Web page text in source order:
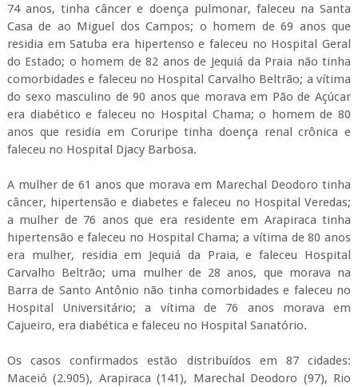
74 anos, tinha câncer e doença pulmonar, faleceu na Santa
Casa de ao Miguel dos Campos; o homem de 69 anos que
residia em Satuba era hipertenso e faleceu no Hospital Geral
do Estado; o homem de 82 anos de Jequiá da Praia não tinha
comorbidades e faleceu no Hospital Carvalho Beltrão; a vítima
do sexo masculino de 90 anos que morava em Pão de Açúcar
era diabético e faleceu no Hospital Chama; o homem de 80
anos que residia em Coruripe tinha doença renal crônica e
faleceu no Hospital Djacy Barbosa.
A mulher de 61 anos que morava em Marechal Deodoro tinha
câncer, hipertensão e diabetes e faleceu no Hospital Veredas;
a mulher de 76 anos que era residente em Arapiraca tinha
hipertensão e faleceu no Hospital Chama; a vítima de 80 anos
era mulher, residia em Jequiá da Praia, e faleceu Hospital
Carvalho Beltrão; uma mulher de 28 anos, que morava na
Barra de Santo Antônio não tinha comorbidades e faleceu no
Hospital Universitário; a vítima de 76 anos morava em
Cajueiro, era diabética e faleceu no Hospital Sanatório.
Os casos confirmados estão distribuídos em 87 cidades:
Maceió (2.905), Arapiraca (141), Marechal Deodoro (97), Rio